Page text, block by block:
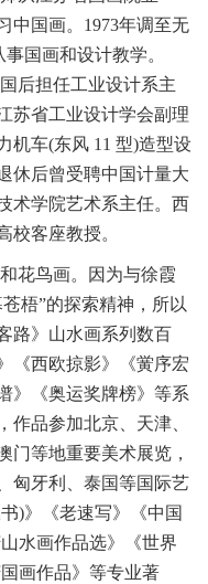
中国画。1973年调至无
国画和设计教学。
后担任工业设计系主
苏省工业设计学会副理
机车(东风 11 型)造型设
休后曾受聘中国计量大
术学院艺术系主任。西
校客座教授。
花鸟画。因为与徐霞
梧”的探索精神，所以
路》山水画系列数百
《西欧掠影》《黉序宏
》《奥运奖牌榜》等系
作品参加北京、天津、
门等地重要美术展览，
匈牙利、泰国等国际艺
)》《老速写》《中国
水画作品选》《世界
画作品》等专业著